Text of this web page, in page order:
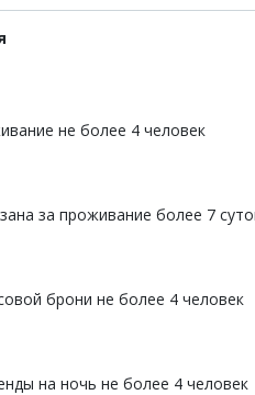
не более 4 человек
за проживание более 7
брони не более 4 человек
на ночь не более 4 человек